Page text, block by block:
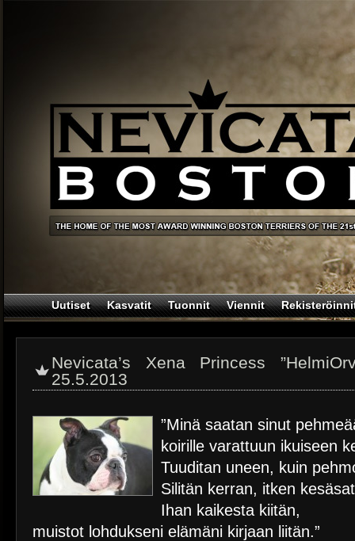
Uutiset Kasvatit Tuonnit Viennit
Nevicata’s Xena Princess
25.5.2013
”Minä saatan sinut
koirille varattuun ikuiseen
Tuuditan uneen, kuin
Silitän kerran, itken
Ihan kaikesta kiitän,
muistot lohdukseni elämäni kirjaan liitän.”